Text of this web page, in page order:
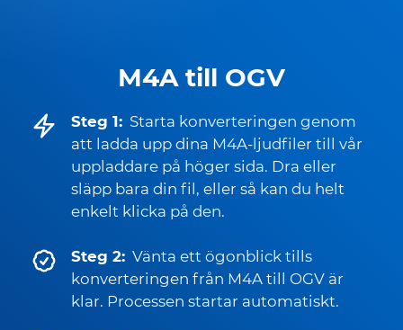
M4A till OGV
Steg 1: Starta konverteringen genom
att ladda upp dina M4A-ljudfiler till vår
uppladdare på höger sida. Dra eller
släpp bara din fil, eller så kan du helt
enkelt klicka på den.
Steg 2: Vänta ett ögonblick tills
konverteringen från M4A till OGV är
klar. Processen startar automatiskt.